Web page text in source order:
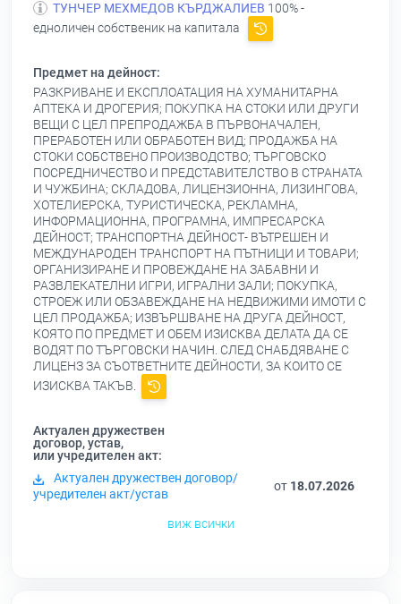
ТУНЧЕР МЕХМЕДОВ КЪРДЖАЛИЕВ 100% -
едноличен собственик на капитала
Предмет на дейност:
РАЗКРИВАНЕ И ЕКСПЛОАТАЦИЯ НА ХУМАНИТАРНА
АПТЕКА И ДРОГЕРИЯ; ПОКУПКА НА СТОКИ ИЛИ ДРУГИ
ВЕЩИ С ЦЕЛ ПРЕПРОДАЖБА В ПЪРВОНАЧАЛЕН,
ПРЕРАБОТЕН ИЛИ ОБРАБОТЕН ВИД; ПРОДАЖБА НА
СТОКИ СОБСТВЕНО ПРОИЗВОДСТВО; ТЪРГОВСКО
ПОСРЕДНИЧЕСТВО И ПРЕДСТАВИТЕЛСТВО В СТРАНАТА
И ЧУЖБИНА; СКЛАДОВА, ЛИЦЕНЗИОННА, ЛИЗИНГОВА,
ХОТЕЛИЕРСКА, ТУРИСТИЧЕСКА, РЕКЛАМНА,
ИНФОРМАЦИОННА, ПРОГРАМНА, ИМПРЕСАРСКА
ДЕЙНОСТ; ТРАНСПОРТНА ДЕЙНОСТ- ВЪТРЕШЕН И
МЕЖДУНАРОДЕН ТРАНСПОРТ НА ПЪТНИЦИ И ТОВАРИ;
ОРГАНИЗИРАНЕ И ПРОВЕЖДАНЕ НА ЗАБАВНИ И
РАЗВЛЕКАТЕЛНИ ИГРИ, ИГРАЛНИ ЗАЛИ; ПОКУПКА,
СТРОЕЖ ИЛИ ОБЗАВЕЖДАНЕ НА НЕДВИЖИМИ ИМОТИ С
ЦЕЛ ПРОДАЖБА; ИЗВЪРШВАНЕ НА ДРУГА ДЕЙНОСТ,
КОЯТО ПО ПРЕДМЕТ И ОБЕМ ИЗИСКВА ДЕЛАТА ДА СЕ
ВОДЯТ ПО ТЪРГОВСКИ НАЧИН. СЛЕД СНАБДЯВАНЕ С
ЛИЦЕНЗ ЗА СЪОТВЕТНИТЕ ДЕЙНОСТИ, ЗА КОИТО СЕ
ИЗИСКВА ТАКЪВ.
Актуален дружествен
договор, устав,
или учредителен акт:
Актуален дружествен договор/
учредителен акт/устав
от 18.07.2026
виж всички